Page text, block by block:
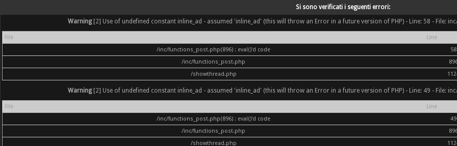
Si sono verificati i seguenti errori:
Warning[2] Use of undefined constant inline_ad - assumed 'inline_ad' (this will throw an Error in a future version of PHP) - Line: 58 - File:
File Line
/inc/functions_post.php(896) : eval()'d code
58
/inc/functions_post.php
/showthread.php
Warning[2] Use of undefined constant inline_ad - assumed 'inline_ad' (this will throw an Error in a future version of PHP) - Line: 49 - File:
File Line
/inc/functions_post.php(896) : eval()'d code
49
/inc/functions_post.php
/showthread.php